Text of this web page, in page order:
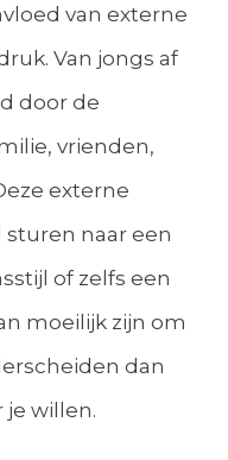
van externe
Van jongs af
door de
vrienden,
externe
naar een
of zelfs een
moeilijk zijn om
dan
willen.